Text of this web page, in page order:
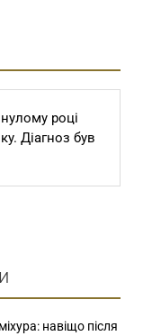
році
Діагноз був
навіщо після